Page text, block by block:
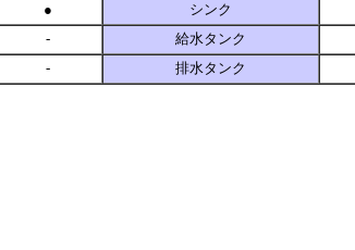
● シンク
- 給水タンク
- 排水タンク